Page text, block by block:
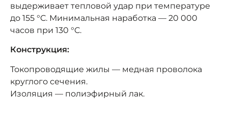
выдерживает тепловой удар при температуре
до 155 °C. Минимальная наработка — 20 000
часов при 130 °C.
Конструкция:
Токопроводящие жилы — медная проволока
круглого сечения.
Изоляция — полиэфирный лак.